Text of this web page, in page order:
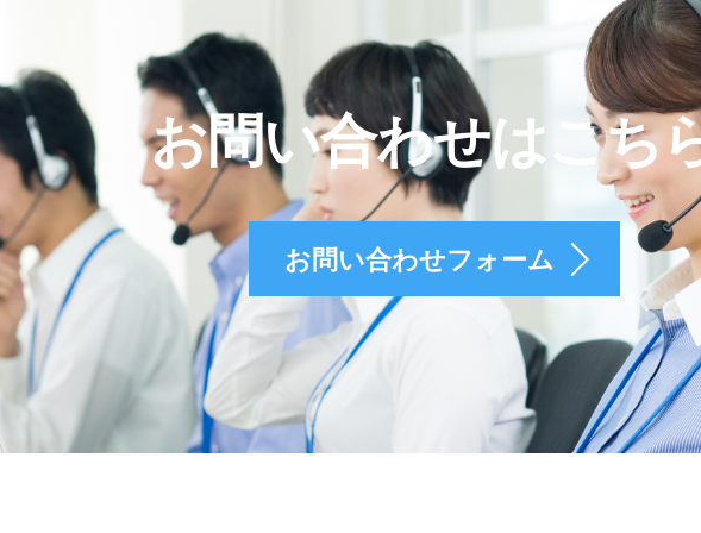
お問い合わせはこち
お問い合わせフォーム